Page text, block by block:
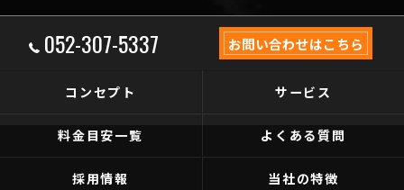
052-307-5337 お問い合わせはこちら
コンセプト サービス
料金目安一覧 よくある質問
採用情報 当社の特徴